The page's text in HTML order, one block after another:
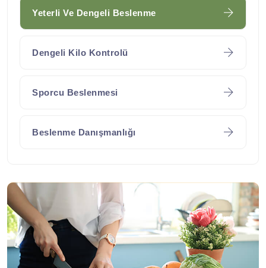
Yeterli Ve Dengeli Beslenme
Dengeli Kilo Kontrolü
Sporcu Beslenmesi
Beslenme Danışmanlığı